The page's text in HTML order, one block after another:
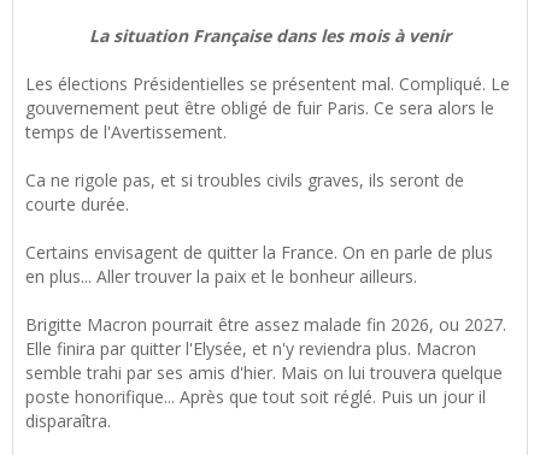
La situation Française dans les mois à venir
Les élections Présidentielles se présentent mal. Compliqué. Le
gouvernement peut être obligé de fuir Paris. Ce sera alors le
temps de l'Avertissement.
Ca ne rigole pas, et si troubles civils graves, ils seront de
courte durée.
Certains envisagent de quitter la France. On en parle de plus
en plus... Aller trouver la paix et le bonheur ailleurs.
Brigitte Macron pourrait être assez malade fin 2026, ou 2027.
Elle finira par quitter l'Elysée, et n'y reviendra plus. Macron
semble trahi par ses amis d'hier. Mais on lui trouvera quelque
poste honorifique... Après que tout soit réglé. Puis un jour il
disparaîtra.